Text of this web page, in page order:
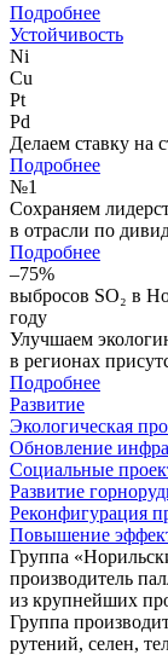
Подробнее
Устойчивость
Ni
Cu
Pt
Pd
Делаем ставку на
Подробнее
№1
Сохраняем
в отрасли по
Подробнее
–75%
выбросов SO₂ в
году
Улучшаем
в регионах
Подробнее
Развитие
Экологическая
Обновление
Социальные
Развитие
Реконфигурация
Повышение
Группа
производитель
из крупнейших
Группа
рутений, селен,